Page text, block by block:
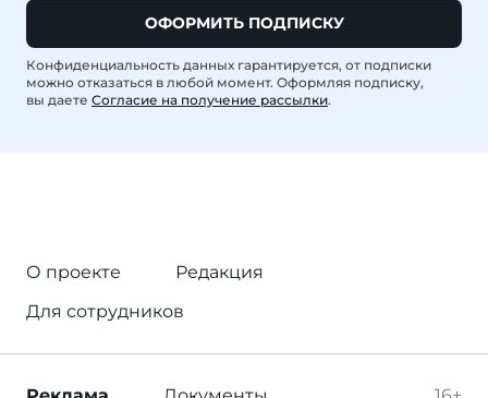
ОФОРМИТЬ ПОДПИСКУ
Конфиденциальность данных гарантируется, от подписки
можно отказаться в любой момент. Оформляя подписку,
вы даете Согласие на получение рассылки.
О проекте
Редакция
Для сотрудников